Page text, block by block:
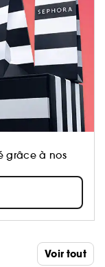
grâce à nos
Voir tout